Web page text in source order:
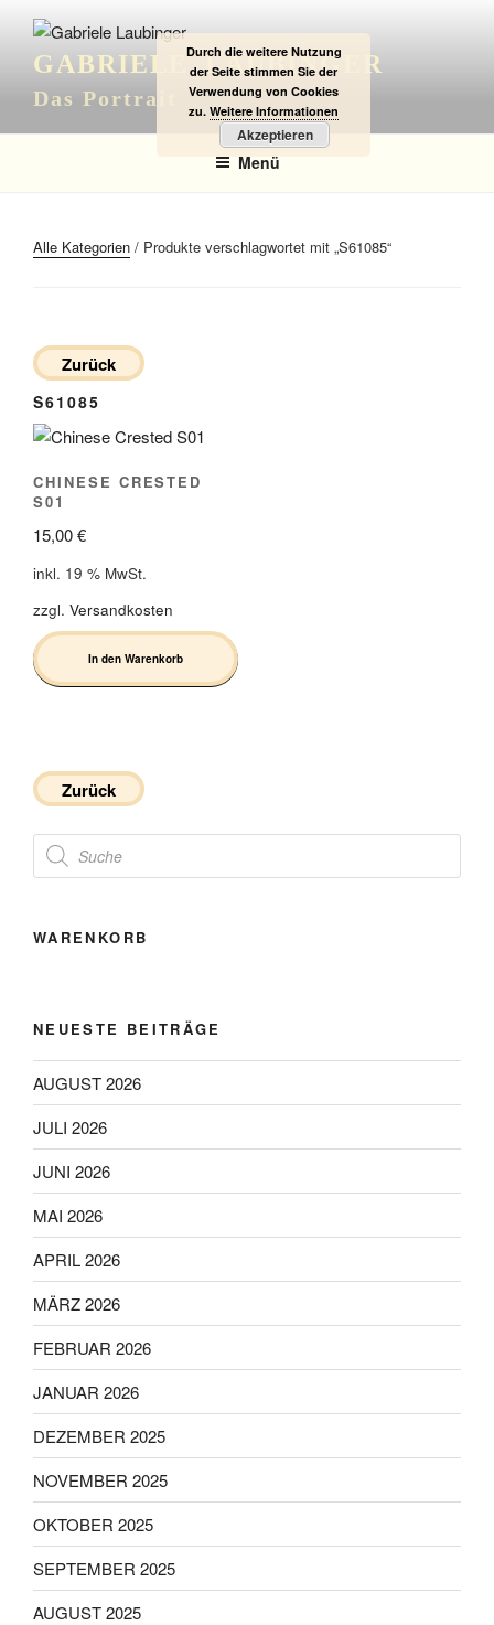
Inhalt
springenGABRIELE LAUBINGER
Das Portrait
Menü
Alle Kategorien / Produkte verschlagwortet mit „S61085“
Zurück
S61085
CHINESE CRESTED
S01
15,00€
inkl. 19 % MwSt.
zzgl. Versandkosten
In den Warenkorb
Zurück
Products
search
WARENKORB
NEUESTE BEITRÄGE
AUGUST 2026
JULI 2026
JUNI 2026
MAI 2026
APRIL 2026
MÄRZ 2026
FEBRUAR 2026
JANUAR 2026
DEZEMBER 2025
NOVEMBER 2025
OKTOBER 2025
SEPTEMBER 2025
AUGUST 2025
Durch die weitere Nutzung
der Seite stimmen Sie der
Verwendung von Cookies
zu. Weitere Informationen
Akzeptieren